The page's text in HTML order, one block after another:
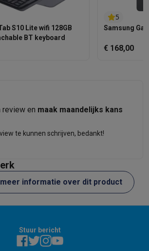
S10 Lite wifi 128GB
BT keyboard
5
Samsung
€ 168,00
en maak maandelijks kans
te kunnen schrijven, bedankt!
informatie over dit product
Stuur bericht